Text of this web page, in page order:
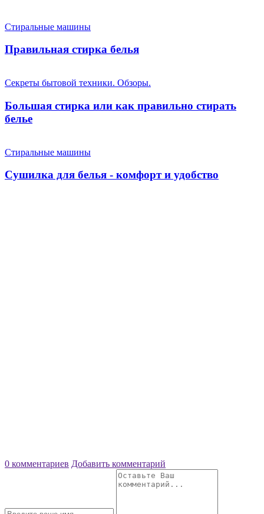
Стиральные машины
Правильная стирка белья
Секреты бытовой техники. Обзоры.
Большая стирка или как правильно стирать
белье
Стиральные машины
Сушилка для белья - комфорт и удобство
0 комментариев Добавить комментарий